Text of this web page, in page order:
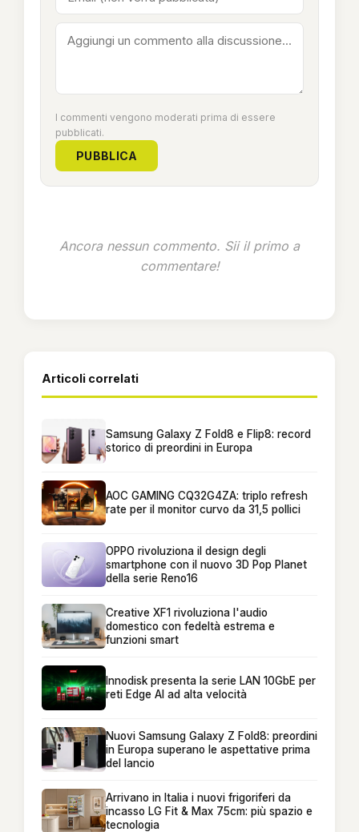
I commenti vengono moderati prima di essere
pubblicati.
PUBBLICA
Ancora nessun commento. Sii il primo a
commentare!
Articoli correlati
Samsung Galaxy Z Fold8 e Flip8: record
storico di preordini in Europa
AOC GAMING CQ32G4ZA: triplo refresh
rate per il monitor curvo da 31,5 pollici
OPPO rivoluziona il design degli
smartphone con il nuovo 3D Pop Planet
della serie Reno16
Creative XF1 rivoluziona l'audio
domestico con fedeltà estrema e
funzioni smart
Innodisk presenta la serie LAN 10GbE per
reti Edge AI ad alta velocità
Nuovi Samsung Galaxy Z Fold8: preordini
in Europa superano le aspettative prima
del lancio
Arrivano in Italia i nuovi frigoriferi da
incasso LG Fit & Max 75cm: più spazio e
tecnologia